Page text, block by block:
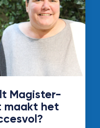
Magister-
maakt het